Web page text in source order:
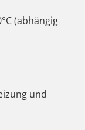
(abhängig
und